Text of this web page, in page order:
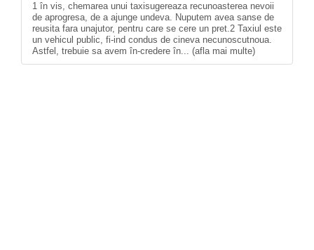
1 în vis, chemarea unui taxisugereaza recunoasterea nevoii
de aprogresa, de a ajunge undeva. Nuputem avea sanse de
reusita fara unajutor, pentru care se cere un pret.2 Taxiul este
un vehicul public, fi-ind condus de cineva necunoscutnoua.
Astfel, trebuie sa avem în-credere în... (afla mai multe)